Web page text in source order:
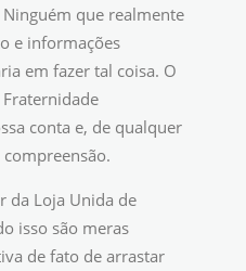
que realmente
e informações
em fazer tal coisa. O
conta e, de qualquer
da Loja Unida de
isso são meras
de fato de arrastar